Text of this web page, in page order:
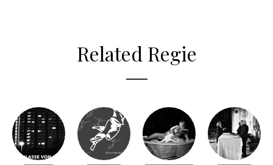
Related Regie